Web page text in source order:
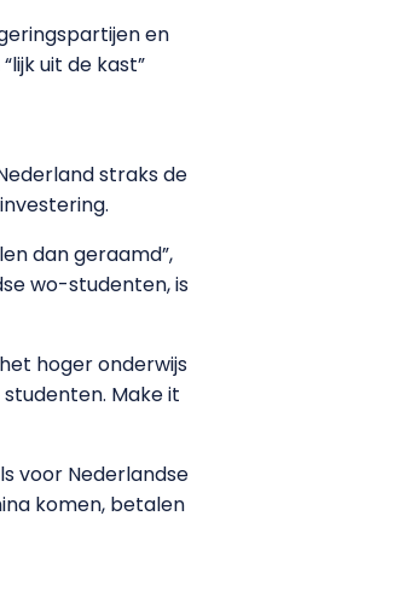
en
uit de kast”
straks de
dan geraamd”,
wo-studenten, is
hoger onderwijs
Make it
voor Nederlandse
komen, betalen